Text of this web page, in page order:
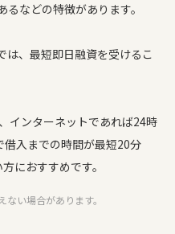
などの特徴があります。
は、最短即日融資を受けるこ
インターネットであれば24時
入までの時間が最短20分
におすすめです。
ない場合があります。